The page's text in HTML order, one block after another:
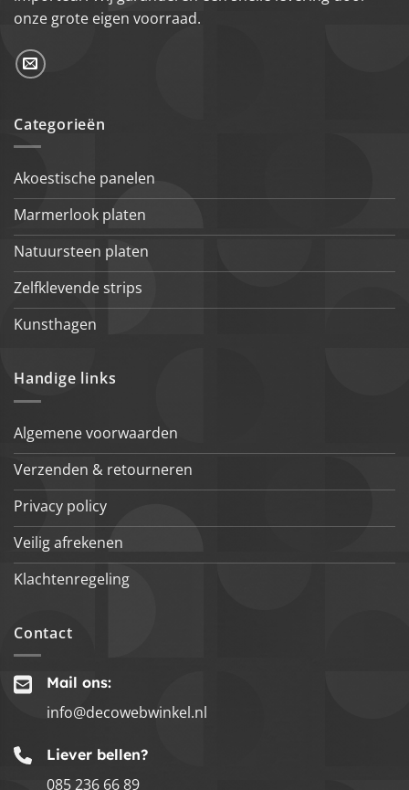
onze grote eigen voorraad.
Categorieën
Akoestische panelen
Marmerlook platen
Natuursteen platen
Zelfklevende strips
Kunsthagen
Handige links
Algemene voorwaarden
Verzenden & retourneren
Privacy policy
Veilig afrekenen
Klachtenregeling
Contact
Mail ons:
info@decowebwinkel.nl
Liever bellen?
085 236 66 89